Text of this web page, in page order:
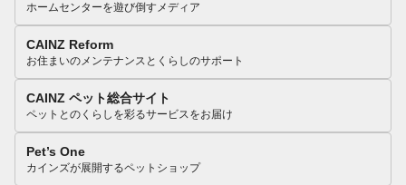
ホームセンターを遊び倒すメディア
CAINZ Reform
お住まいのメンテナンスとくらしのサポート
CAINZ ペット総合サイト
ペットとのくらしを彩るサービスをお届け
Pet’s One
カインズが展開するペットショップ